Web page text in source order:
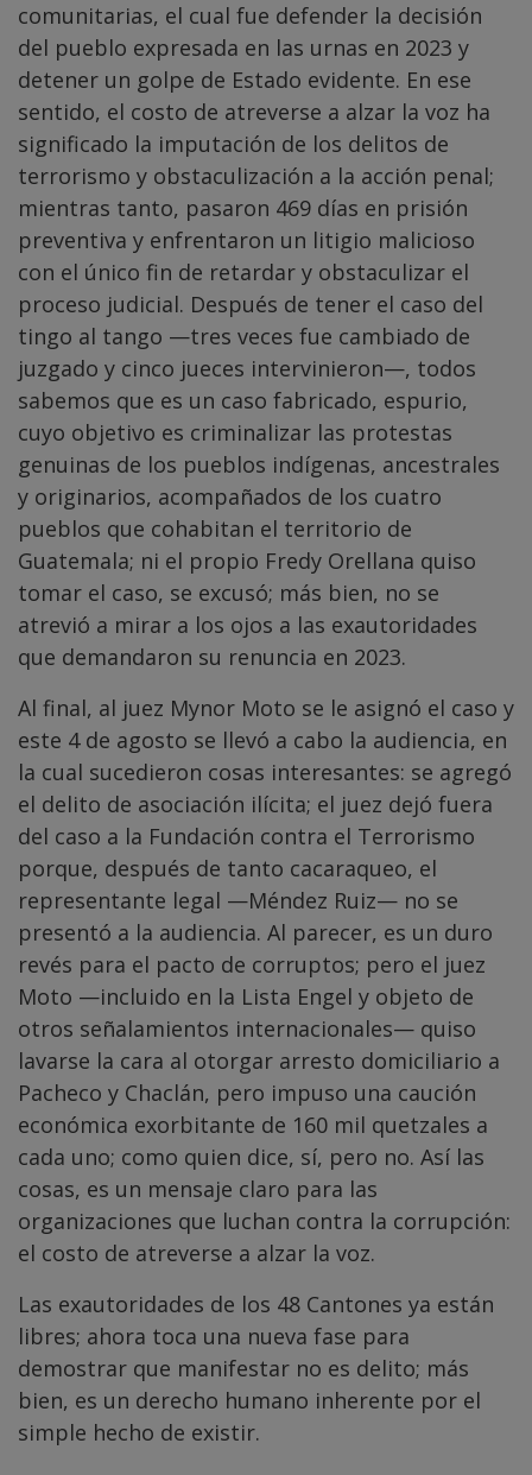
comunitarias, el cual fue defender la decisión
del pueblo expresada en las urnas en 2023 y
detener un golpe de Estado evidente. En ese
sentido, el costo de atreverse a alzar la voz ha
significado la imputación de los delitos de
terrorismo y obstaculización a la acción penal;
mientras tanto, pasaron 469 días en prisión
preventiva y enfrentaron un litigio malicioso
con el único fin de retardar y obstaculizar el
proceso judicial. Después de tener el caso del
tingo al tango —tres veces fue cambiado de
juzgado y cinco jueces intervinieron—, todos
sabemos que es un caso fabricado, espurio,
cuyo objetivo es criminalizar las protestas
genuinas de los pueblos indígenas, ancestrales
y originarios, acompañados de los cuatro
pueblos que cohabitan el territorio de
Guatemala; ni el propio Fredy Orellana quiso
tomar el caso, se excusó; más bien, no se
atrevió a mirar a los ojos a las exautoridades
que demandaron su renuncia en 2023.
Al final, al juez Mynor Moto se le asignó el caso y
este 4 de agosto se llevó a cabo la audiencia, en
la cual sucedieron cosas interesantes: se agregó
el delito de asociación ilícita; el juez dejó fuera
del caso a la Fundación contra el Terrorismo
porque, después de tanto cacaraqueo, el
representante legal —Méndez Ruiz— no se
presentó a la audiencia. Al parecer, es un duro
revés para el pacto de corruptos; pero el juez
Moto —incluido en la Lista Engel y objeto de
otros señalamientos internacionales— quiso
lavarse la cara al otorgar arresto domiciliario a
Pacheco y Chaclán, pero impuso una caución
económica exorbitante de 160 mil quetzales a
cada uno; como quien dice, sí, pero no. Así las
cosas, es un mensaje claro para las
organizaciones que luchan contra la corrupción:
el costo de atreverse a alzar la voz.
Las exautoridades de los 48 Cantones ya están
libres; ahora toca una nueva fase para
demostrar que manifestar no es delito; más
bien, es un derecho humano inherente por el
simple hecho de existir.